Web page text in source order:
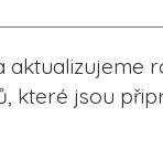
které jsou